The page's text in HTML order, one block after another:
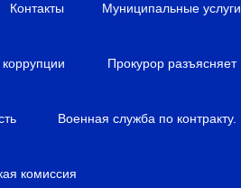
Контакты Муниципальные услуги
Прокурор разъясняет
Военная служба по контракту.
комиссия